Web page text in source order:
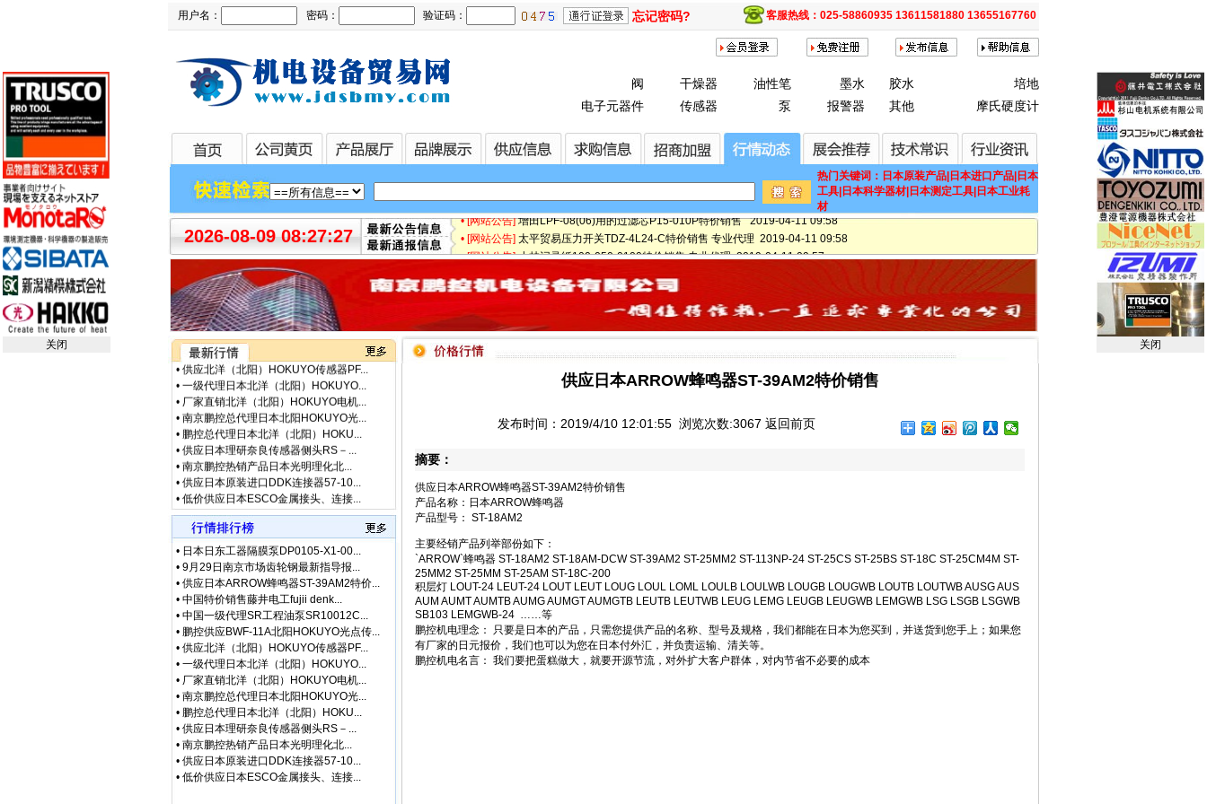
用户名： 密码： 验证码： 忘记密码? 客服热线：025-58860935 13611581880 13655167760
阀 干燥器 油性笔 墨水 胶水
培地
电子元器件
传感器 泵 报警器 其他 摩氏硬度计
热门关键词：日本原装产品|日本进口产品|日本
工具|日本科学器材|日本测定工具|日本工业耗
材
2026-08-09 08:27:27
微软3.5亿美元甩卖诺基亚富士康接盘 2019-08-13 14:03
日本松下Panasonic、东芝TOSHIBA、NEC、日立 2019-05-17 09:44
• [网站公告] 专业销售日本松下Panasonic、东芝TOSHIBA、NE 2019-05-17 09:42
日本日东工器隔膜泵DP0105-X1-0001 专业代理 2019-04-11 11:02
【鹏控代理】日本日东工器隔膜泵DP0105-X1-0001 2019-04-11 11:02
• [网站公告] 增田LPF-08(06)用的过滤芯P15-010P特价销售 2019-04-11 09:58
• [网站公告] 太平贸易压力开关TDZ-4L24-C特价销售 专业代理 2019-04-11 09:58
• [网站公告] 小林记录纸100-050-0100特价销售 专业代理 2019-04-11 09:57
• [网站公告] 2019-04-11 09:57
小金井KOGANEI快速接头TS4-M5M 10个一包特价销 2019-04-11 09:57
• [网站公告]
指月制作所电容RG-2 RG2460506J特价销售 专业代 2019-04-11 09:57
• [网站公告] 新大陆条形码打印机TTP-345特价销售 专业代理 2019-04-11 09:57
• [网站公告] 昭和技研旋转接头OPKF-1 50AX20K 3A108 2019-04-11 09:57
昭和测器荷重计MR-10N特价销售 专业代理 2019-04-11 09:57
松下控制器MBDHT2510E特价销售 专业代理 2019-04-11 09:57
• [网站公告] 武藏MUSASHI活塞MLP-B-50E特价销售 专业代理 2019-04-11 09:56
• [网站公告]
藤井DAIKEI HOOK电工安全带TRN-599-BL4- 2019-04-11 09:56
• [网站公告] 藤井电工fujiidenko安全带BB-60-SN特价销售 2019-04-11 09:56
• [网站公告] 低价格东京精密 测定子 DM45505(锥形)让利销售 2019-04-11 09:56
• [网站公告] 低价格东京精密 传感器 E-DT-80SC/E-95-6B让 2019-04-11 09:56
• [最新快讯] 阿里巴巴集团CEO张勇：B2B的春天正在到来 2017-01-10 15:08
• [网站公告] 一般纳税人特别注意 2017-01-10 15:08
• [最新通知] 独家代理FAR-EAS极东60S全国一级代理 2016-08-05 14:11
• [网站公告] 独家代理FAR-EAS极东90S全国一级代理 2016-08-05 14:11
• [最新通知] 独家代理FAR-EAS极东90S全国一级代理 2016-08-05 14:10
• [最新快讯] 独家代理FAR-EAS极东90S全国一级代理 2016-08-05 14:10
•日本日东工器隔膜泵DP0105-X1-00...
9月29日南京市场齿轮钢最新指导报...
•供应日本ARROW蜂鸣器ST-39AM2特价...
•中国特价销售藤井电工fujii denk...
•中国一级代理SR工程油泵SR10012C...
•鹏控供应BWF-11A北阳HOKUYO光点传...
• 供应北洋（北阳）HOKUYO传感器PF...
• 一级代理日本北洋（北阳）HOKUYO...
• 厂家直销北洋（北阳）HOKUYO电机...
• 南京鹏控总代理日本北阳HOKUYO光...
• 鹏控总代理日本北洋（北阳）HOKU...
• 供应日本理研奈良传感器侧头RS－...
• 南京鹏控热销产品日本光明理化北...
• 供应日本原装进口DDK连接器57-10...
• 低价供应日本ESCO金属接头、连接...
• 优势代理日本原装进口(JAE)航空电...
•特价热销日本航空电子JAE金属圆形...
专业代理日本航空電子(JAE)金属圆...
• 特价热销日本JEL固态继电器F1C-2...
• 中国总代理日本NIPPON AUTOMATIO...
• 日本日东工器隔膜泵DP0105-X1-00...
• 9月29日南京市场齿轮钢最新指导报...
• 供应日本ARROW蜂鸣器ST-39AM2特价...
• 中国特价销售藤井电工fujii denk...
• 中国一级代理SR工程油泵SR10012C...
• 鹏控供应BWF-11A北阳HOKUYO光点传...
• 供应北洋（北阳）HOKUYO传感器PF...
• 一级代理日本北洋（北阳）HOKUYO...
• 厂家直销北洋（北阳）HOKUYO电机...
• 南京鹏控总代理日本北阳HOKUYO光...
• 鹏控总代理日本北洋（北阳）HOKU...
• 供应日本理研奈良传感器侧头RS－...
• 南京鹏控热销产品日本光明理化北...
• 供应日本原装进口DDK连接器57-10...
• 低价供应日本ESCO金属接头、连接...
供应日本ARROW蜂鸣器ST-39AM2特价销售
发布时间：2019/4/10 12:01:55 浏览次数:3067 返回前页
摘要：
供应日本ARROW蜂鸣器ST-39AM2特价销售
产品名称：日本ARROW蜂鸣器
产品型号： ST-18AM2
主要经销产品列举部份如下：
`ARROW`蜂鸣器 ST-18AM2 ST-18AM-DCW ST-39AM2 ST-25MM2 ST-113NP-24 ST-25CS ST-25BS ST-18C ST-25CM4M ST-
25MM2 ST-25MM ST-25AM ST-18C-200
积层灯 LOUT-24 LEUT-24 LOUT LEUT LOUG LOUL LOML LOULB LOULWB LOUGB LOUGWB LOUTB LOUTWB AUSG AUS
AUM AUMT AUMTB AUMG AUMGT AUMGTB LEUTB LEUTWB LEUG LEMG LEUGB LEUGWB LEMGWB LSG LSGB LSGWB
SB103 LEMGWB-24 ……等
鹏控机电理念： 只要是日本的产品，只需您提供产品的名称、型号及规格，我们都能在日本为您买到，并送货到您手上；如果您
有厂家的日元报价，我们也可以为您在日本付外汇，并负责运输、清关等。
鹏控机电名言： 我们要把蛋糕做大，就要开源节流，对外扩大客户群体，对内节省不必要的成本
关闭 关闭